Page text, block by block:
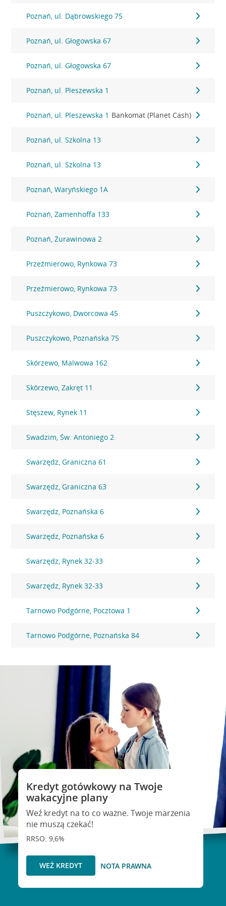
Poznań, ul. Dąbrowskiego 75
Poznań, ul. Głogowska 67
Poznań, ul. Głogowska 67
Poznań, ul. Pleszewska 1
Poznań, ul. Pleszewska 1 Bankomat (Planet Cash)
Poznań, ul. Szkolna 13
Poznań, ul. Szkolna 13
Poznań, Waryńskiego 1A
Poznań, Zamenhoffa 133
Poznań, Żurawinowa 2
Przeźmierowo, Rynkowa 73
Przeźmierowo, Rynkowa 73
Puszczykowo, Dworcowa 45
Puszczykowo, Poznańska 75
Skórzewo, Malwowa 162
Skórzewo, Zakręt 11
Stęszew, Rynek 11
Swadzim, Św. Antoniego 2
Swarzędz, Graniczna 61
Swarzędz, Graniczna 63
Swarzędz, Poznańska 6
Swarzędz, Poznańska 6
Swarzędz, Rynek 32-33
Swarzędz, Rynek 32-33
Tarnowo Podgórne, Pocztowa 1
Tarnowo Podgórne, Poznańska 84
Kredyt gotówkowy na Twoje
wakacyjne plany
Weź kredyt na to co ważne. Twoje marzenia
nie muszą czekać!
RRSO: 9,6%
WEŹ KREDYT NOTA PRAWNA